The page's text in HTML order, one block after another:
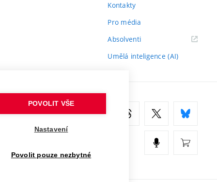
Kontakty
Pro média
Absolventi(externí
Umělá inteligence (AI)
POVOLIT VŠE
Nastavení
Povolit pouze nezbytné